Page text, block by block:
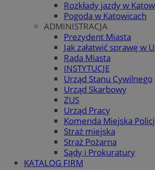
Rozkłady jazdy w
Pogoda w Katowicach
ADMINISTRACJA
Prezydent Miasta
Jak załatwić sprawę w
Rada Miasta
INSTYTUCJE
Urząd Stanu Cywilnego
Urząd Skarbowy
ZUS
Urząd Pracy
Komenda Miejska
Straż miejska
Straż Pożarna
Sądy i Prokuratury
KATALOG FIRM